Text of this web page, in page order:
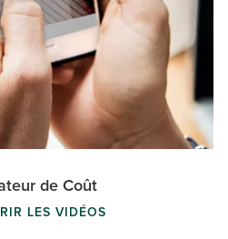
de Coût
LES VIDÉOS